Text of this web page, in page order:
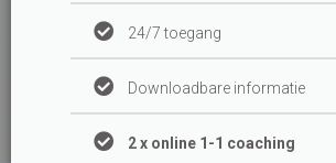
24/7 toegang
Downloadbare informatie
2 x online 1-1 coaching